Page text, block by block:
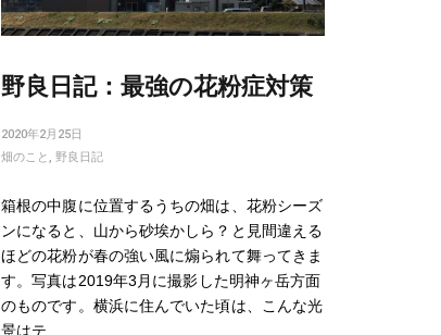
野良日記：最強の花粉症対策
2020年2月25日
畑のこと
野良日記
箱根の中腹に位置するうちの畑は、花粉シーズ
ンになると、山から砂埃かしら？と見間違える
ほどの花粉が春の強い風に煽られて舞ってきま
す。写真は2019年3月に撮影した明神ヶ岳方面
のものです。横浜に住んでいた頃は、こんな光
景はテ…